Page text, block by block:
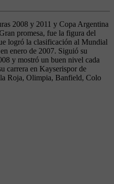
2008 y 2011 y Copa Argentina
promesa, fue la figura del
logró la clasificación al Mundial
enero de 2007. Siguió su
y mostró un buen nivel cada
carrera en Kayserispor de
Roja, Olimpia, Banfield, Colo